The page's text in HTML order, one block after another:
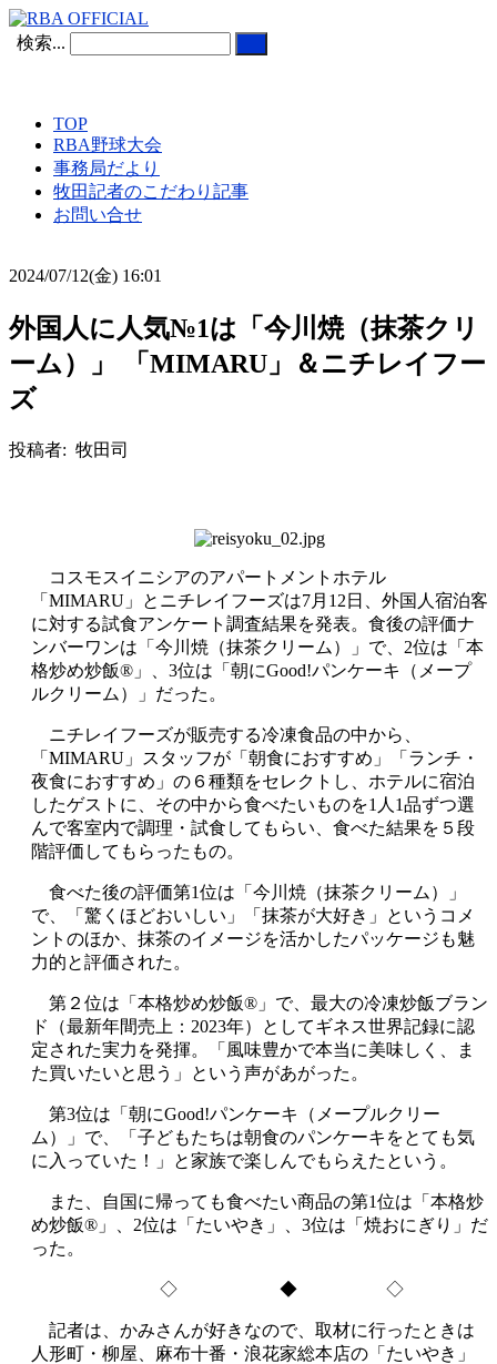
検索...
TOP
RBA野球大会
事務局だより
牧田記者のこだわり記事
お問い合せ
2024/07/12(金) 16:01
外国人に人気№1は「今川焼（抹茶クリ
ーム）」 「MIMARU」＆ニチレイフー
ズ
投稿者: 牧田司
コスモスイニシアのアパートメントホテル
「MIMARU」とニチレイフーズは7月12日、外国人宿泊客
に対する試食アンケート調査結果を発表。食後の評価ナ
ンバーワンは「今川焼（抹茶クリーム）」で、2位は「本
格炒め炒飯®」、3位は「朝にGood!パンケーキ（メープ
ルクリーム）」だった。
ニチレイフーズが販売する冷凍食品の中から、
「MIMARU」スタッフが「朝食におすすめ」「ランチ・
夜食におすすめ」の６種類をセレクトし、ホテルに宿泊
したゲストに、その中から食べたいものを1人1品ずつ選
んで客室内で調理・試食してもらい、食べた結果を５段
階評価してもらったもの。
食べた後の評価第1位は「今川焼（抹茶クリーム）」
で、「驚くほどおいしい」「抹茶が大好き」というコメ
ントのほか、抹茶のイメージを活かしたパッケージも魅
力的と評価された。
第２位は「本格炒め炒飯®」で、最大の冷凍炒飯ブラン
ド（最新年間売上：2023年）としてギネス世界記録に認
定された実力を発揮。「風味豊かで本当に美味しく、ま
た買いたいと思う」という声があがった。
第3位は「朝にGood!パンケーキ（メープルクリー
ム）」で、「子どもたちは朝食のパンケーキをとても気
に入っていた！」と家族で楽しんでもらえたという。
また、自国に帰っても食べたい商品の第1位は「本格炒
め炒飯®」、2位は「たいやき」、3位は「焼おにぎり」だ
った。
◇ ◆ ◇
記者は、かみさんが好きなので、取材に行ったときは
人形町・柳屋、麻布十番・浪花家総本店の「たいやき」